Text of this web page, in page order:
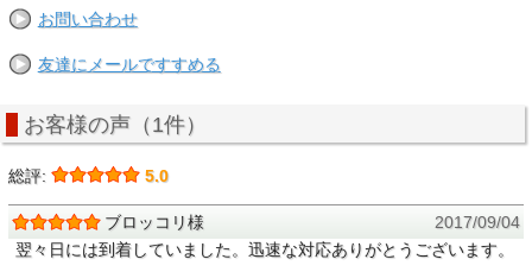
お問い合わせ
友達にメールですすめる
お客様の声（1件）
総評: 5.0
ブロッコリ様
2017/09/04
翌々日には到着していました。迅速な対応ありがとうございます。